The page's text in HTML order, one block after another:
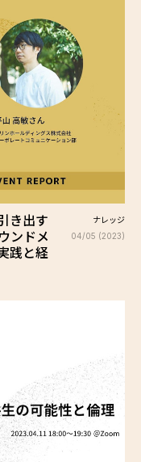
き出す
ンドメ
践と経
ナレッジ
04/05 (2023)